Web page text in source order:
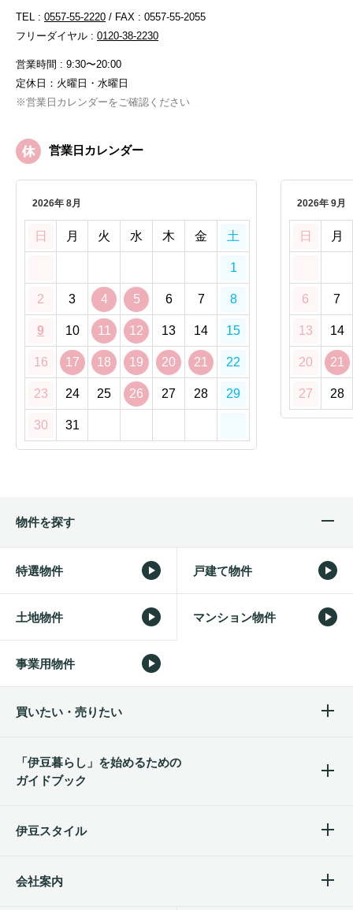
TEL : 0557-55-2220 / FAX : 0557-55-2055
フリーダイヤル : 0120-38-2230
営業時間 : 9:30〜20:00
定休日：火曜日・水曜日
※営業日カレンダーをご確認ください
営業日カレンダー
2026年 8月
日 月 火 水 木 金 土
1
2 3 4 5 6 7 8
9 10 11 12 13 14 15
16 17 18 19 20 21 22
23 24 25 26 27 28 29
30 31
2026年 9月
日 月
6 7
13 14
20 21
27 28
物件を探す
特選物件 戸建て物件
土地物件 マンション物件
事業用物件
買いたい・売りたい
「伊豆暮らし」を始めるための
ガイドブック
伊豆スタイル
会社案内